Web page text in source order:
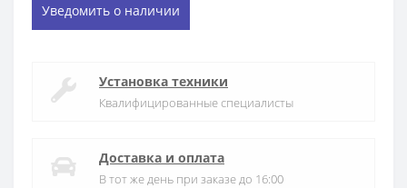
Уведомить о наличии
Установка техники
Квалифицированные специалисты
Доставка и оплата
В тот же день при заказе до 16:00